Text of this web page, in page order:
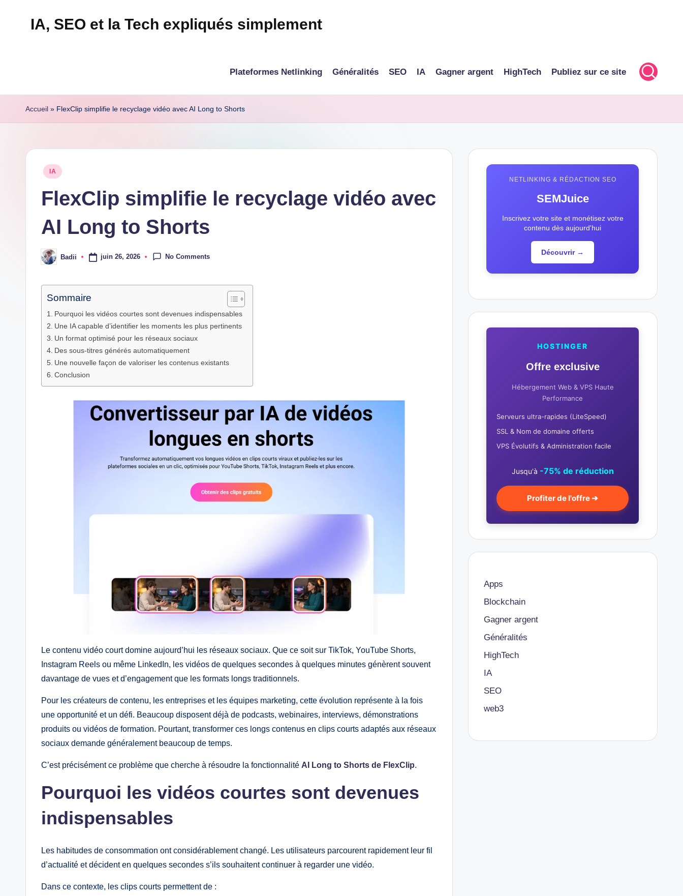
IA, SEO et la Tech expliqués simplement
tech.
Découvrez
des
tests
experts,
dernières
innovations
Plateformes Netlinking Généralités SEO IA Gagner argent HighTech Publiez sur ce site
Accueil » FlexClip simplifie le recyclage vidéo avec AI Long to Shorts
Posted
IA
FlexClip simplifie le recyclage vidéo avec
AI Long to Shorts
Posted
by
Badii juin 26, 2026 No Comments
Sommaire
Pourquoi les vidéos courtes sont devenues indispensables
Une IA capable d’identifier les moments les plus pertinents
Un format optimisé pour les réseaux sociaux
Des sous-titres générés automatiquement
Une nouvelle façon de valoriser les contenus existants
Conclusion
Le contenu vidéo court domine aujourd’hui les réseaux sociaux. Que ce soit sur TikTok, YouTube Shorts,
Instagram Reels ou même LinkedIn, les vidéos de quelques secondes à quelques minutes génèrent souvent
davantage de vues et d’engagement que les formats longs traditionnels.
Pour les créateurs de contenu, les entreprises et les équipes marketing, cette évolution représente à la fois
une opportunité et un défi. Beaucoup disposent déjà de podcasts, webinaires, interviews, démonstrations
produits ou vidéos de formation. Pourtant, transformer ces longs contenus en clips courts adaptés aux réseaux
sociaux demande généralement beaucoup de temps.
C’est précisément ce problème que cherche à résoudre la fonctionnalité AI Long to Shorts de FlexClip.
Pourquoi les vidéos courtes sont devenues
indispensables
Les habitudes de consommation ont considérablement changé. Les utilisateurs parcourent rapidement leur fil
d’actualité et décident en quelques secondes s’ils souhaitent continuer à regarder une vidéo.
Dans ce contexte, les clips courts permettent de :
NETLINKING & RÉDACTION SEO
SEMJuice
Inscrivez votre site et monétisez votre
contenu dès aujourd'hui
Découvrir →
HOSTINGER
Offre exclusive
Hébergement Web & VPS Haute
Performance
Serveurs ultra-rapides (LiteSpeed)
SSL & Nom de domaine offerts
VPS Évolutifs & Administration facile
Jusqu'à -75% de réduction
Profiter de l'offre ➔
Apps
Blockchain
Gagner argent
Généralités
HighTech
IA
SEO
web3